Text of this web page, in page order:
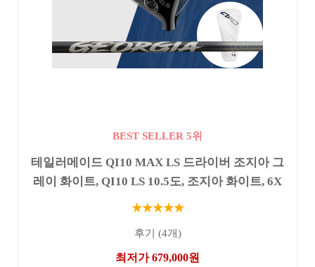
BEST SELLER 5위
테일러메이드 QI10 MAX LS 드라이버 조지아 그
레이 화이트, QI10 LS 10.5도, 조지아 화이트, 6X
★★★★★
후기 (4개)
최저가 679,000원